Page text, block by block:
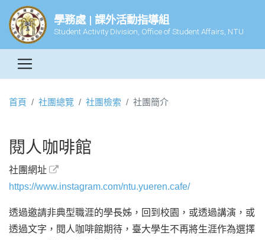
學務處 | 課外活動指導組
Student Activity Division, Office of Student Affairs, NTU
首頁 社團總覽 社團檢索 社團簡介
閱人咖啡館
社團網址
https://www.instagram.com/ntu.yueren.cafe/
透過邀請非典型職涯的學長姊，回到校園，或透過講演，或
透過文字，閱人咖啡館期待，臺大學生不再將生涯作為選擇